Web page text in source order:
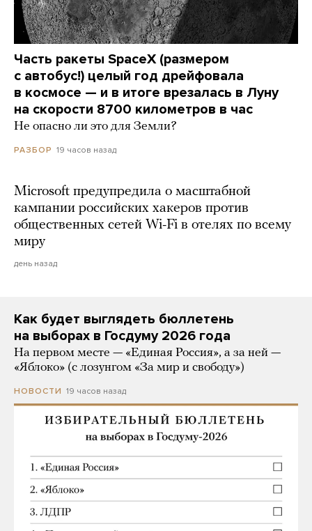
Часть ракеты SpaceX (размером
с автобус!) целый год дрейфовала
в космосе — и в итоге врезалась в Луну
на скорости 8700 километров в час
Не опасно ли это для Земли?
РАЗБОР 19 часов назад
Microsoft предупредила о масштабной
кампании российских хакеров против
общественных сетей Wi-Fi в отелях по всему
миру
день назад
Как будет выглядеть бюллетень
на выборах в Госдуму 2026 года
На первом месте — «Единая Россия», а за ней —
«Яблоко» (с лозунгом «За мир и свободу»)
НОВОСТИ 19 часов назад